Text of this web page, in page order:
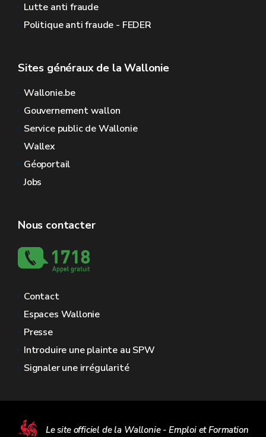
Lutte anti fraude
Politique anti fraude - FEDER
Sites généraux de la Wallonie
Wallonie.be
Gouvernement wallon
Service public de Wallonie
Wallex
Géoportail
Jobs
Nous contacter
Contact
Espaces Wallonie
Presse
Introduire une plainte au SPW
Signaler une irrégularité
Le site officiel de la Wallonie - Emploi et Formation